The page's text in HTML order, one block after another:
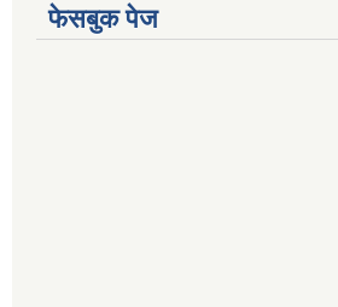
फेसबुक पेज